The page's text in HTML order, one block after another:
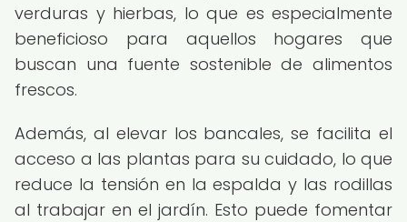
verduras y hierbas, lo que es especialmente
beneficioso para aquellos hogares que
buscan una fuente sostenible de alimentos
frescos.
Además, al elevar los bancales, se facilita el
acceso a las plantas para su cuidado, lo que
reduce la tensión en la espalda y las rodillas
al trabajar en el jardín. Esto puede fomentar